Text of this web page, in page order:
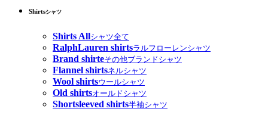
Shirtsシャツ
Shirts Allシャツ全て
RalphLauren shirtsラルフローレンシャツ
Brand shirteその他ブランドシャツ
Flannel shirtsネルシャツ
Wool shirtsウールシャツ
Old shirtsオールドシャツ
Shortsleeved shirts半袖シャツ